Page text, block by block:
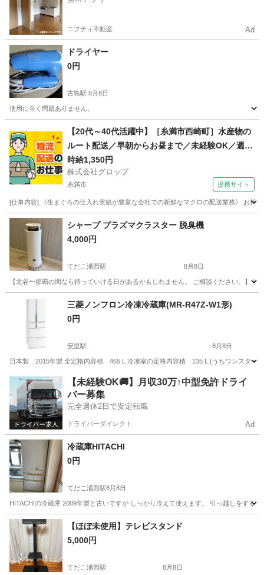
ニフティ不動産 Ad
ドライヤー
0円
古島駅 8月8日
使用に全く問題ありません。
古島駅 生活家電
【20代～40代活躍中】［糸満市西崎町］水産物の
ルート配送／早朝からお昼まで／未経験OK／週休
2日／時給1,350円＋ガソリン代／正社員登用前提
時給1,350円
株式会社グロップ
糸満市 提携サイト
[仕事内容] 《生まぐろの仕入れ実績が豊富な会社での新鮮なマグロの配送業務》 お持
沖縄 糸満市 ドライバー
シャープ プラズマクラスター 脱臭機
4,000円
てだこ浦西駅 8月8日
【北谷〜那覇の間なら持っていける日があるかもしれません。 ご相談ください。】
沖縄 てだこ浦西駅 季節、空調家電
三菱ノンフロン冷凍冷蔵庫(MR-R47Z-W1形)
0円
安里駅 8月8日
日本製 2015年製 全定格内容積 465 L 冷凍室の定格内容積 135 L (うちワンスター
沖縄 那覇市 安里駅 キッチン家電
【未経験OK🚚】月収30万↑中型免許ドライ
バー募集
完全週休2日で安定転職
ドライバーダイレクト Ad
冷蔵庫HITACHI
0円
てだこ浦西駅8月8日
HITACHIの冷蔵庫 2009年製と古いですが しっかり冷えて使えます。 引っ越しをする
沖縄 沖縄市 てだこ浦西駅 キッチン家電
【ほぼ未使用】テレビスタンド
5,000円
てだこ浦西駅 8月8日